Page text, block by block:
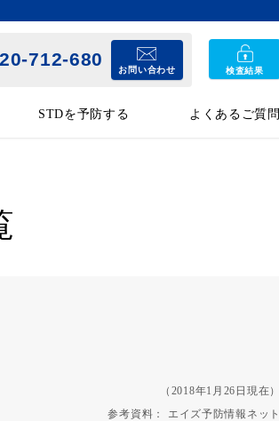
STDを予防する よくあるご質問
712-680
お問い合わせ 検査結果
（2018年1月26日現在）
参考資料：
エイズ予防情報ネット